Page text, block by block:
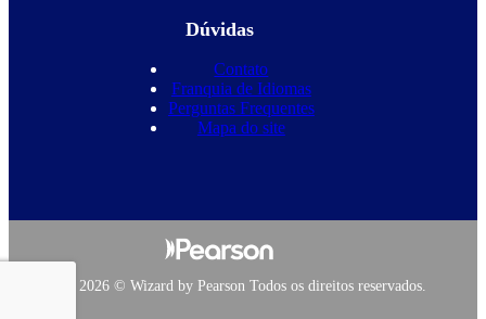
Dúvidas
Contato
Franquia de Idiomas
Perguntas Frequentes
Mapa do site
Copyright 2026 © Wizard by Pearson Todos os direitos reservados.